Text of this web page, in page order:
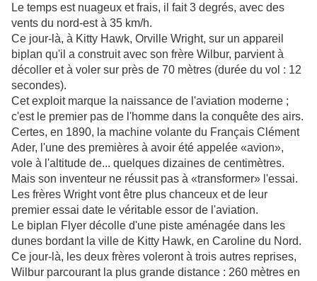
Le temps est nuageux et frais, il fait 3 degrés, avec des
vents du nord-est à 35 km/h.
Ce jour-là, à Kitty Hawk, Orville Wright, sur un appareil
biplan qu'il a construit avec son frère Wilbur, parvient à
décoller et à voler sur près de 70 mètres (durée du vol : 12
secondes).
Cet exploit marque la naissance de l'aviation moderne ;
c'est le premier pas de l'homme dans la conquête des airs.
Certes, en 1890, la machine volante du Français Clément
Ader, l'une des premières à avoir été appelée «avion»,
vole à l'altitude de... quelques dizaines de centimètres.
Mais son inventeur ne réussit pas à «transformer» l'essai.
Les frères Wright vont être plus chanceux et de leur
premier essai date le véritable essor de l'aviation.
Le biplan Flyer décolle d'une piste aménagée dans les
dunes bordant la ville de Kitty Hawk, en Caroline du Nord.
Ce jour-là, les deux frères voleront à trois autres reprises,
Wilbur parcourant la plus grande distance : 260 mètres en